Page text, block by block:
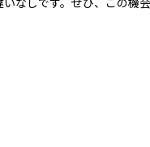
しです。ぜひ、この機